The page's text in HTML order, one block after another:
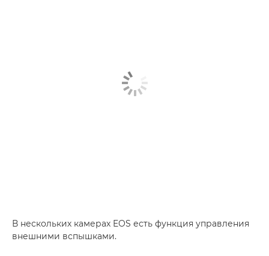
В нескольких камерах EOS есть функция управления
внешними вспышками.